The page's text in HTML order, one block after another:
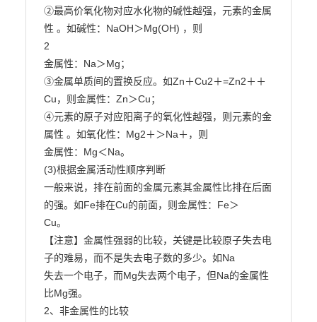
②最高价氧化物对应水化物的碱性越强，元素的金属
性 。如碱性：NaOH＞Mg(OH) ，则
2
金属性：Na＞Mg；
③金属单质间的置换反应。如Zn＋Cu2＋=Zn2＋＋
Cu，则金属性：Zn＞Cu；
④元素的原子对应阳离子的氧化性越强，则元素的金
属性 。如氧化性：Mg2＋＞Na＋，则
金属性：Mg＜Na。
(3)根据金属活动性顺序判断
一般来说，排在前面的金属元素其金属性比排在后面
的强。如Fe排在Cu的前面，则金属性：Fe＞
Cu。
【注意】金属性强弱的比较，关键是比较原子失去电
子的难易，而不是失去电子数的多少。如Na
失去一个电子，而Mg失去两个电子，但Na的金属性
比Mg强。
2、非金属性的比较